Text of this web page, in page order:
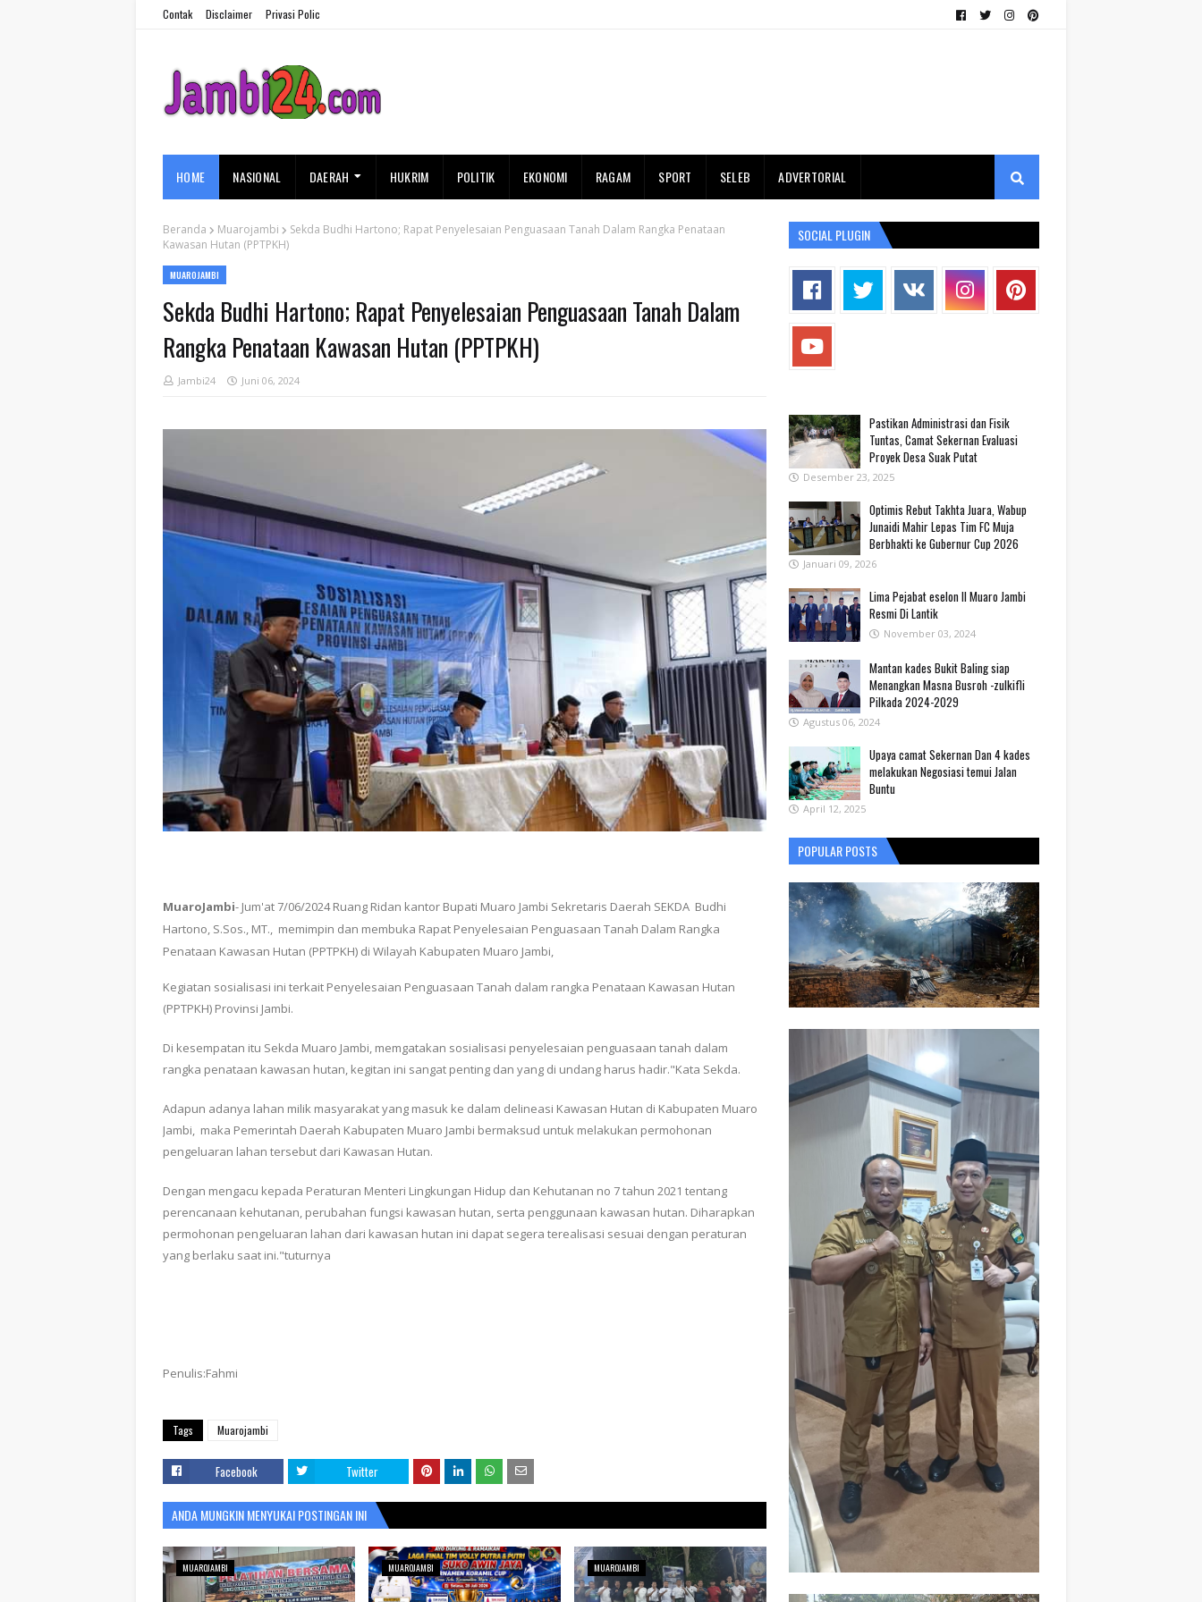
Contak Disclaimer Privasi Polic
HOME NASIONAL DAERAH HUKRIM POLITIK EKONOMI RAGAM SPORT SELEB ADVERTORIAL
Beranda Muarojambi
Sekda Budhi Hartono; Rapat Penyelesaian Penguasaan Tanah Dalam Rangka Penataan
Kawasan Hutan (PPTPKH)
MUAROJAMBI
Sekda Budhi Hartono; Rapat Penyelesaian Penguasaan Tanah Dalam
Rangka Penataan Kawasan Hutan (PPTPKH)
Jambi24 Juni 06, 2024
MuaroJambi- Jum'at 7/06/2024 Ruang Ridan kantor Bupati Muaro Jambi Sekretaris Daerah SEKDA Budhi
Hartono, S.Sos., MT., memimpin dan membuka Rapat Penyelesaian Penguasaan Tanah Dalam Rangka
Penataan Kawasan Hutan (PPTPKH) di Wilayah Kabupaten Muaro Jambi,
Kegiatan sosialisasi ini terkait Penyelesaian Penguasaan Tanah dalam rangka Penataan Kawasan Hutan
(PPTPKH) Provinsi Jambi.
Di kesempatan itu Sekda Muaro Jambi, memgatakan sosialisasi penyelesaian penguasaan tanah dalam
rangka penataan kawasan hutan, kegitan ini sangat penting dan yang di undang harus hadir."Kata Sekda.
Adapun adanya lahan milik masyarakat yang masuk ke dalam delineasi Kawasan Hutan di Kabupaten Muaro
Jambi, maka Pemerintah Daerah Kabupaten Muaro Jambi bermaksud untuk melakukan permohonan
pengeluaran lahan tersebut dari Kawasan Hutan.
Dengan mengacu kepada Peraturan Menteri Lingkungan Hidup dan Kehutanan no 7 tahun 2021 tentang
perencanaan kehutanan, perubahan fungsi kawasan hutan, serta penggunaan kawasan hutan. Diharapkan
permohonan pengeluaran lahan dari kawasan hutan ini dapat segera terealisasi sesuai dengan peraturan
yang berlaku saat ini."tuturnya
Penulis:Fahmi
Tags Muarojambi
Facebook Twitter
ANDA MUNGKIN MENYUKAI POSTINGAN INI
MUAROJAMBI MUAROJAMBI MUAROJAMBI
SOCIAL PLUGIN
Pastikan Administrasi dan Fisik
Tuntas, Camat Sekernan Evaluasi
Proyek Desa Suak Putat
Desember 23, 2025
Optimis Rebut Takhta Juara, Wabup
Junaidi Mahir Lepas Tim FC Muja
Berbhakti ke Gubernur Cup 2026
Januari 09, 2026
Lima Pejabat eselon II Muaro Jambi
Resmi Di Lantik
November 03, 2024
Mantan kades Bukit Baling siap
Menangkan Masna Busroh -zulkifli
Pilkada 2024-2029
Agustus 06, 2024
Upaya camat Sekernan Dan 4 kades
melakukan Negosiasi temui Jalan
Buntu
April 12, 2025
POPULAR POSTS